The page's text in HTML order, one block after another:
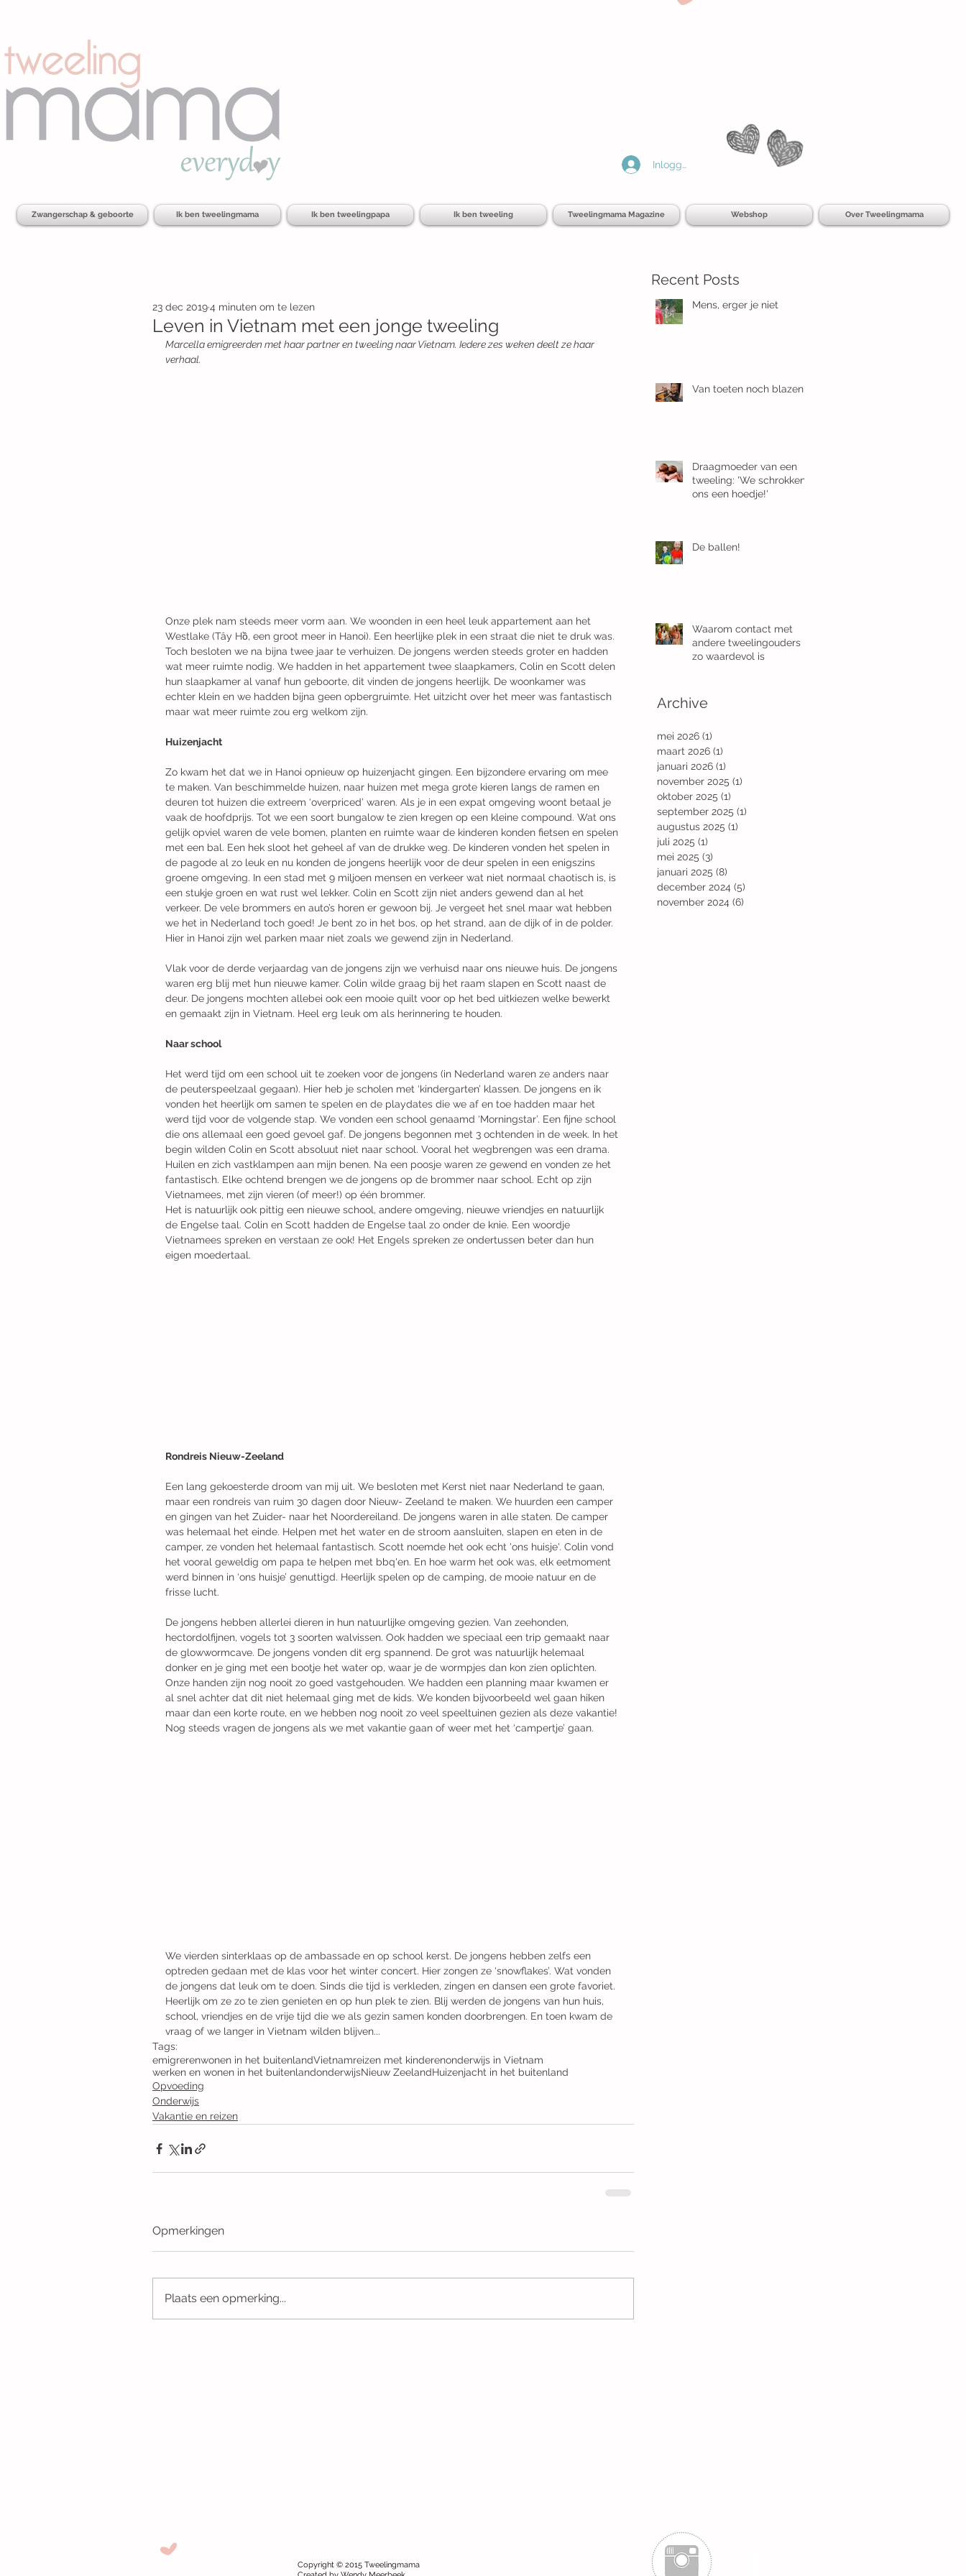
Inloggen
Zwangerschap & geboorte Ik ben tweelingmama Ik ben tweelingpapa Ik ben tweeling Tweelingmama Magazine Webshop Over Tweelingmama
Leven in Vietnam met een jonge tweeling
23 dec 20194 minuten om te lezen
Marcella emigreerden met haar partner en tweeling naar Vietnam. Iedere zes weken deelt ze haar
verhaal.
Onze plek nam steeds meer vorm aan. We woonden in een heel leuk appartement aan het
Westlake (Tây Hồ, een groot meer in Hanoi). Een heerlijke plek in een straat die niet te druk was.
Toch besloten we na bijna twee jaar te verhuizen. De jongens werden steeds groter en hadden
wat meer ruimte nodig. We hadden in het appartement twee slaapkamers, Colin en Scott delen
hun slaapkamer al vanaf hun geboorte, dit vinden de jongens heerlijk. De woonkamer was
echter klein en we hadden bijna geen opbergruimte. Het uitzicht over het meer was fantastisch
maar wat meer ruimte zou erg welkom zijn.
Huizenjacht
Zo kwam het dat we in Hanoi opnieuw op huizenjacht gingen. Een bijzondere ervaring om mee
te maken. Van beschimmelde huizen, naar huizen met mega grote kieren langs de ramen en
deuren tot huizen die extreem ‘overpriced’ waren. Als je in een expat omgeving woont betaal je
vaak de hoofdprijs. Tot we een soort bungalow te zien kregen op een kleine compound. Wat ons
gelijk opviel waren de vele bomen, planten en ruimte waar de kinderen konden fietsen en spelen
met een bal. Een hek sloot het geheel af van de drukke weg. De kinderen vonden het spelen in
de pagode al zo leuk en nu konden de jongens heerlijk voor de deur spelen in een enigszins
groene omgeving. In een stad met 9 miljoen mensen en verkeer wat niet normaal chaotisch is, is
een stukje groen en wat rust wel lekker. Colin en Scott zijn niet anders gewend dan al het
verkeer. De vele brommers en auto’s horen er gewoon bij. Je vergeet het snel maar wat hebben
we het in Nederland toch goed! Je bent zo in het bos, op het strand, aan de dijk of in de polder.
Hier in Hanoi zijn wel parken maar niet zoals we gewend zijn in Nederland.
Vlak voor de derde verjaardag van de jongens zijn we verhuisd naar ons nieuwe huis. De jongens
waren erg blij met hun nieuwe kamer. Colin wilde graag bij het raam slapen en Scott naast de
deur. De jongens mochten allebei ook een mooie quilt voor op het bed uitkiezen welke bewerkt
en gemaakt zijn in Vietnam. Heel erg leuk om als herinnering te houden.
Naar school
Het werd tijd om een school uit te zoeken voor de jongens (in Nederland waren ze anders naar
de peuterspeelzaal gegaan). Hier heb je scholen met ‘kindergarten’ klassen. De jongens en ik
vonden het heerlijk om samen te spelen en de playdates die we af en toe hadden maar het
werd tijd voor de volgende stap. We vonden een school genaamd ‘Morningstar’. Een fijne school
die ons allemaal een goed gevoel gaf. De jongens begonnen met 3 ochtenden in de week. In het
begin wilden Colin en Scott absoluut niet naar school. Vooral het wegbrengen was een drama.
Huilen en zich vastklampen aan mijn benen. Na een poosje waren ze gewend en vonden ze het
fantastisch. Elke ochtend brengen we de jongens op de brommer naar school. Echt op zijn
Vietnamees, met zijn vieren (of meer!) op één brommer.
Het is natuurlijk ook pittig een nieuwe school, andere omgeving, nieuwe vriendjes en natuurlijk
de Engelse taal. Colin en Scott hadden de Engelse taal zo onder de knie. Een woordje
Vietnamees spreken en verstaan ze ook! Het Engels spreken ze ondertussen beter dan hun
eigen moedertaal.
Rondreis Nieuw-Zeeland
Een lang gekoesterde droom van mij uit. We besloten met Kerst niet naar Nederland te gaan,
maar een rondreis van ruim 30 dagen door Nieuw- Zeeland te maken. We huurden een camper
en gingen van het Zuider- naar het Noordereiland. De jongens waren in alle staten. De camper
was helemaal het einde. Helpen met het water en de stroom aansluiten, slapen en eten in de
camper, ze vonden het helemaal fantastisch. Scott noemde het ook echt 'ons huisje'. Colin vond
het vooral geweldig om papa te helpen met bbq'en. En hoe warm het ook was, elk eetmoment
werd binnen in ‘ons huisje’ genuttigd. Heerlijk spelen op de camping, de mooie natuur en de
frisse lucht.
De jongens hebben allerlei dieren in hun natuurlijke omgeving gezien. Van zeehonden,
hectordolfijnen, vogels tot 3 soorten walvissen. Ook hadden we speciaal een trip gemaakt naar
de glowwormcave. De jongens vonden dit erg spannend. De grot was natuurlijk helemaal
donker en je ging met een bootje het water op, waar je de wormpjes dan kon zien oplichten.
Onze handen zijn nog nooit zo goed vastgehouden. We hadden een planning maar kwamen er
al snel achter dat dit niet helemaal ging met de kids. We konden bijvoorbeeld wel gaan hiken
maar dan een korte route, en we hebben nog nooit zo veel speeltuinen gezien als deze vakantie!
Nog steeds vragen de jongens als we met vakantie gaan of weer met het ‘campertje’ gaan.
We vierden sinterklaas op de ambassade en op school kerst. De jongens hebben zelfs een
optreden gedaan met de klas voor het winter concert. Hier zongen ze ‘snowflakes’. Wat vonden
de jongens dat leuk om te doen. Sinds die tijd is verkleden, zingen en dansen een grote favoriet.
Heerlijk om ze zo te zien genieten en op hun plek te zien. Blij werden de jongens van hun huis,
school, vriendjes en de vrije tijd die we als gezin samen konden doorbrengen. En toen kwam de
vraag of we langer in Vietnam wilden blijven...
Tags:
emigrerenwonen in het buitenlandVietnamreizen met kinderenonderwijs in Vietnam
werken en wonen in het buitenlandonderwijsNieuw ZeelandHuizenjacht in het buitenland
Opvoeding
Onderwijs
Vakantie en reizen
Opmerkingen
Plaats een opmerking...
Recent Posts
Mens, erger je niet
Van toeten noch blazen
Draagmoeder van een
tweeling: 'We schrokken
ons een hoedje!'
De ballen!
Waarom contact met
andere tweelingouders
zo waardevol is
Archive
mei 2026 (1)
maart 2026 (1)
januari 2026 (1)
november 2025 (1)
oktober 2025 (1)
september 2025 (1)
augustus 2025 (1)
juli 2025 (1)
mei 2025 (3)
januari 2025 (8)
december 2024 (5)
november 2024 (6)
Copyright © 2015 Tweelingmama